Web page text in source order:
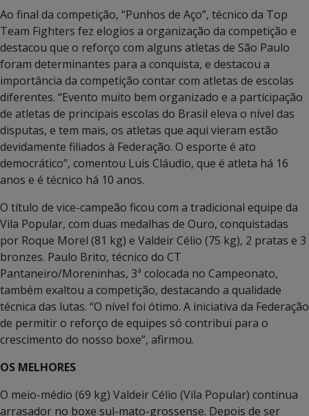
Ao final da competição, “Punhos de Aço”, técnico da Top
Team Fighters fez elogios a organização da competição e
destacou que o reforço com alguns atletas de São Paulo
foram determinantes para a conquista, e destacou a
importância da competição contar com atletas de escolas
diferentes. “Evento muito bem organizado e a participação
de atletas de principais escolas do Brasil eleva o nível das
disputas, e tem mais, os atletas que aqui vieram estão
devidamente filiados à Federação. O esporte é ato
democrático”, comentou Luís Cláudio, que é atleta há 16
anos e é técnico há 10 anos.
O título de vice-campeão ficou com a tradicional equipe da
Vila Popular, com duas medalhas de Ouro, conquistadas
por Roque Morel (81 kg) e Valdeir Célio (75 kg), 2 pratas e 3
bronzes. Paulo Brito, técnico do CT
Pantaneiro/Moreninhas, 3ª colocada no Campeonato,
também exaltou a competição, destacando a qualidade
técnica das lutas. “O nível foi ótimo. A iniciativa da Federação
de permitir o reforço de equipes só contribui para o
crescimento do nosso boxe”, afirmou.
OS MELHORES
O meio-médio (69 kg) Valdeir Célio (Vila Popular) continua
arrasador no boxe sul-mato-grossense. Depois de ser